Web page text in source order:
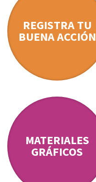
REGISTRA TU
BUENA ACCIÓN
MATERIALES
GRÁFICOS